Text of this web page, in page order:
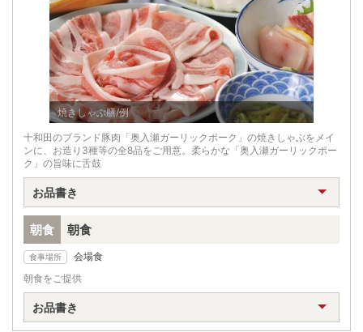
焼きしゃぶ膳/例
十和田のブランド豚肉「奥入瀬ガーリックポーク」の焼きしゃぶをメイ
ンに、お造り3種等の全8品をご用意。柔らかな「奥入瀬ガーリックポー
ク」の旨味に舌鼓
お品書き
朝食 朝食
食事場所
会場食
朝食をご提供
お品書き